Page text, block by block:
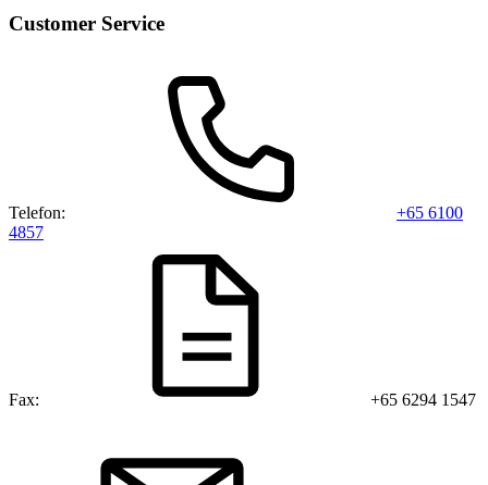
Customer Service
Telefon:
+65 6100
4857
Fax: +65 6294 1547